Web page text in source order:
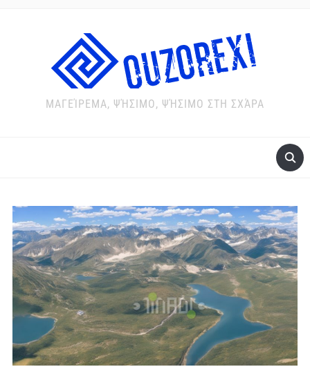
ΜΑΓΕΊΡΕΜΑ, ΨΉΣΙΜΟ, ΨΉΣΙΜΟ ΣΤΗ ΣΧΆΡΑ